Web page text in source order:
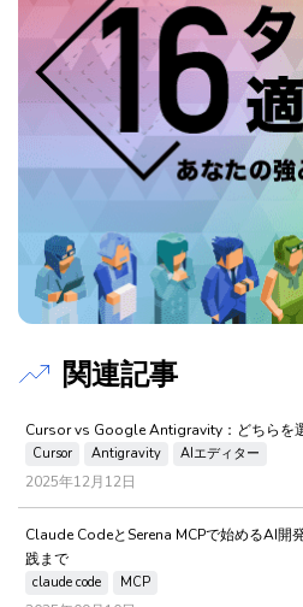
関連記事
Cursor vs Google Antigravity：どちらを
Cursor Antigravity AIエディター
2025年12月12日
Claude CodeとSerena MCPで始めるAI開
践まで
claude code MCP